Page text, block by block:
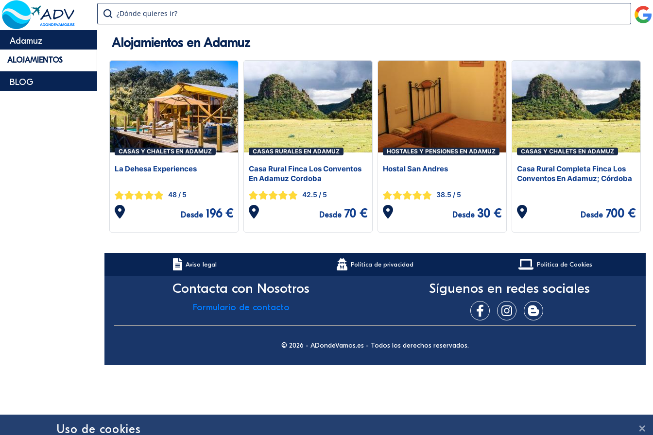
¿Dónde quieres ir?
Adamuz
ALOJAMIENTOS
BLOG
Alojamientos en Adamuz
CASAS Y CHALETS EN ADAMUZ
La Dehesa Experiences
48 / 5
Desde 196 €
CASAS RURALES EN ADAMUZ
Casa Rural Finca Los Conventos
En Adamuz Cordoba
42.5 / 5
Desde 70 €
HOSTALES Y PENSIONES EN ADAMUZ
Hostal San Andres
38.5 / 5
Desde 30 €
CASAS Y CHALETS EN ADAMUZ
Casa Rural Completa Finca Los
Conventos En Adamuz; Córdoba
Desde 700 €
Aviso legal Política de privacidad Política de Cookies
Contacta con Nosotros
Formulario de contacto
Síguenos en redes sociales
© 2026 - ADondeVamos.es - Todos los derechos reservados.
×
Uso de cookies